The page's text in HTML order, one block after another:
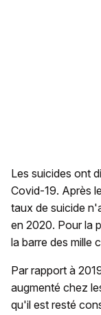
Les suicides ont
Covid-19. Après
taux de suicide
en 2020. Pour la
la barre des mille
Par rapport à
augmenté chez
qu'il est resté